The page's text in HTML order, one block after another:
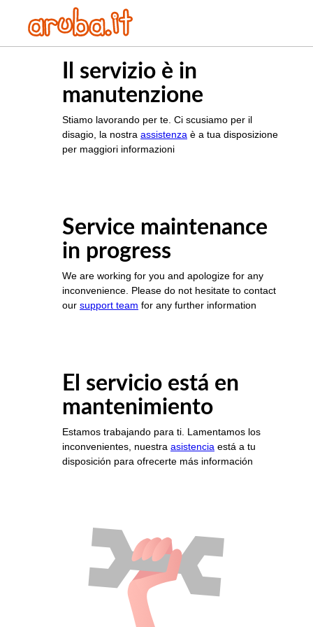
Il servizio è in
manutenzione
Stiamo lavorando per te. Ci scusiamo per il
disagio, la nostra assistenza è a tua disposizione
per maggiori informazioni
Service maintenance
in progress
We are working for you and apologize for any
inconvenience. Please do not hesitate to contact
our support team for any further information
El servicio está en
mantenimiento
Estamos trabajando para ti. Lamentamos los
inconvenientes, nuestra asistencia está a tu
disposición para ofrecerte más información